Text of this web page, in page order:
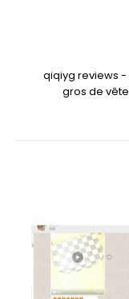
qiqiyg reviews -
gros de